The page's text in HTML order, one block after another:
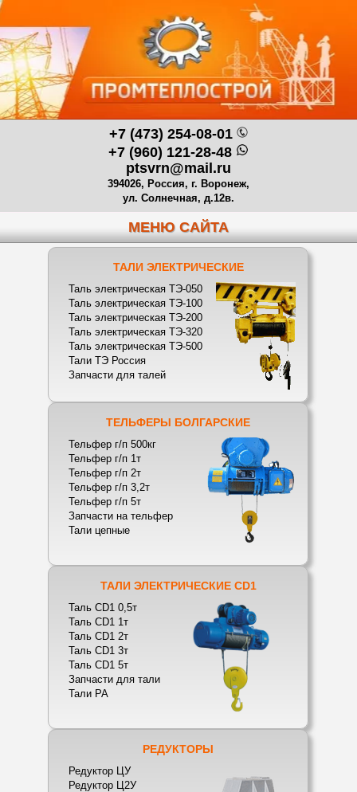
+7 (473) 254-08-01
+7 (960) 121-28-48
ptsvrn@mail.ru
394026, Россия, г. Воронеж,
ул. Солнечная, д.12в.
МЕНЮ САЙТА
ТАЛИ ЭЛЕКТРИЧЕСКИЕ
Таль электрическая ТЭ-050
Таль электрическая ТЭ-100
Таль электрическая ТЭ-200
Таль электрическая ТЭ-320
Таль электрическая ТЭ-500
Тали ТЭ Россия
Запчасти для талей
ТЕЛЬФЕРЫ БОЛГАРСКИЕ
Тельфер г/п 500кг
Тельфер г/п 1т
Тельфер г/п 2т
Тельфер г/п 3,2т
Тельфер г/п 5т
Запчасти на тельфер
Тали цепные
ТАЛИ ЭЛЕКТРИЧЕСКИЕ CD1
Таль CD1 0,5т
Таль CD1 1т
Таль CD1 2т
Таль CD1 3т
Таль CD1 5т
Запчасти для тали
Тали РА
РЕДУКТОРЫ
Редуктор ЦУ
Редуктор Ц2У